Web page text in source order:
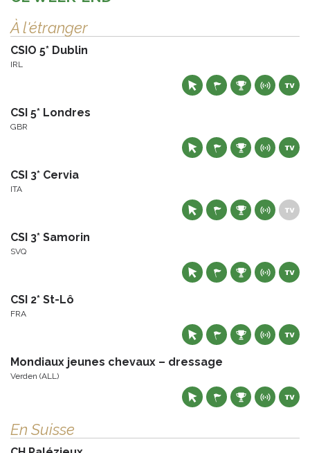
À l'étranger
CSIO 5* Dublin
IRL
CSI 5* Londres
GBR
CSI 3* Cervia
ITA
CSI 3* Samorin
SVQ
CSI 2* St-Lô
FRA
Mondiaux jeunes chevaux – dressage
Verden (ALL)
En Suisse